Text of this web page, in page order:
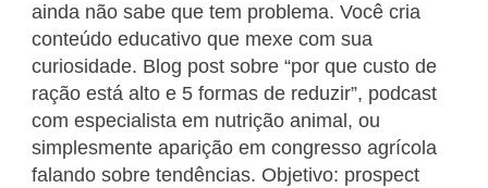
ainda não sabe que tem problema. Você cria
conteúdo educativo que mexe com sua
curiosidade. Blog post sobre “por que custo de
ração está alto e 5 formas de reduzir”, podcast
com especialista em nutrição animal, ou
simplesmente aparição em congresso agrícola
falando sobre tendências. Objetivo: prospect